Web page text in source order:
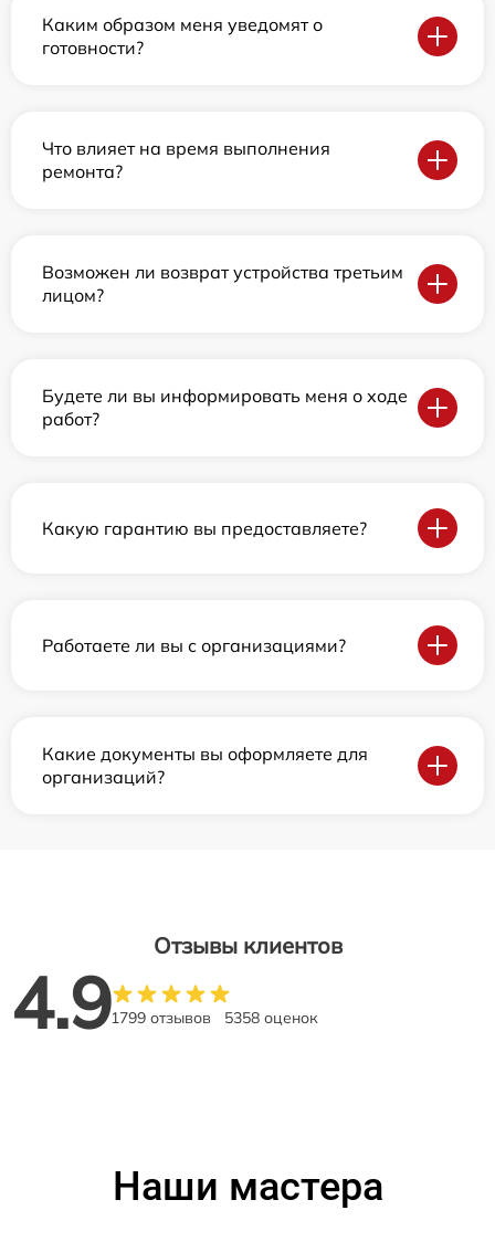
Каким образом меня уведомят о
готовности?
Что влияет на время выполнения
ремонта?
Возможен ли возврат устройства третьим
лицом?
Будете ли вы информировать меня о ходе
работ?
Какую гарантию вы предоставляете?
Работаете ли вы с организациями?
Какие документы вы оформляете для
организаций?
Отзывы клиентов
4.91799 отзывов 5358 оценок
Наши мастера